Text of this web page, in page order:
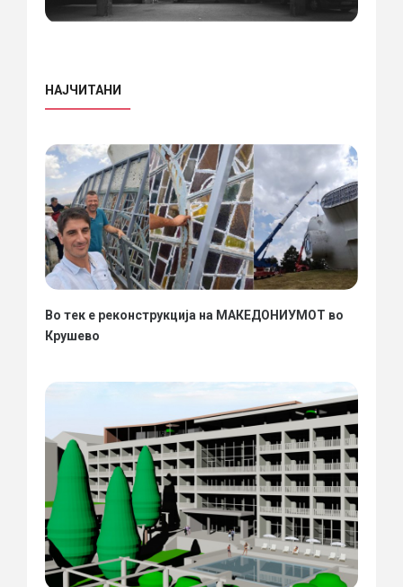
НАЈЧИТАНИ
Во тек е реконструкција на МАКЕДОНИУМОТ во
Крушево